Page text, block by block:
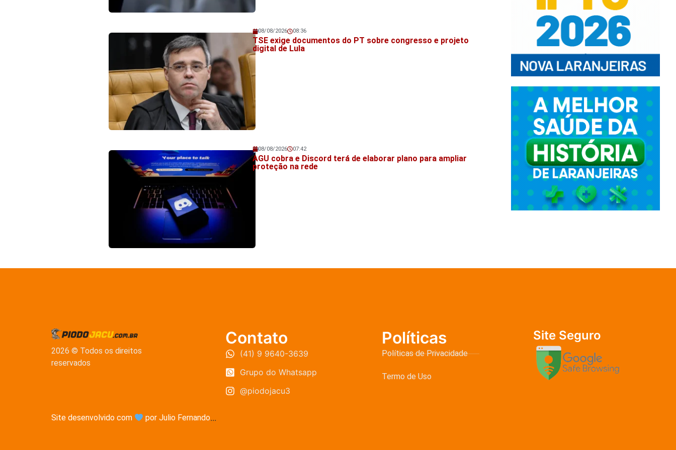
Veja também!
08/08/2026 08:36
TSE exige documentos do PT sobre congresso e projeto
digital de Lula
Veja também!
08/08/2026 07:42
AGU cobra e Discord terá de elaborar plano para ampliar
proteção na rede
2026 © Todos os direitos
reservados
Contato
(41) 9 9640-3639
Grupo do Whatsapp
@piodojacu3
Políticas
Políticas de Privacidade
Termo de Uso
Site Seguro
Site desenvolvido com por Julio Fernando...